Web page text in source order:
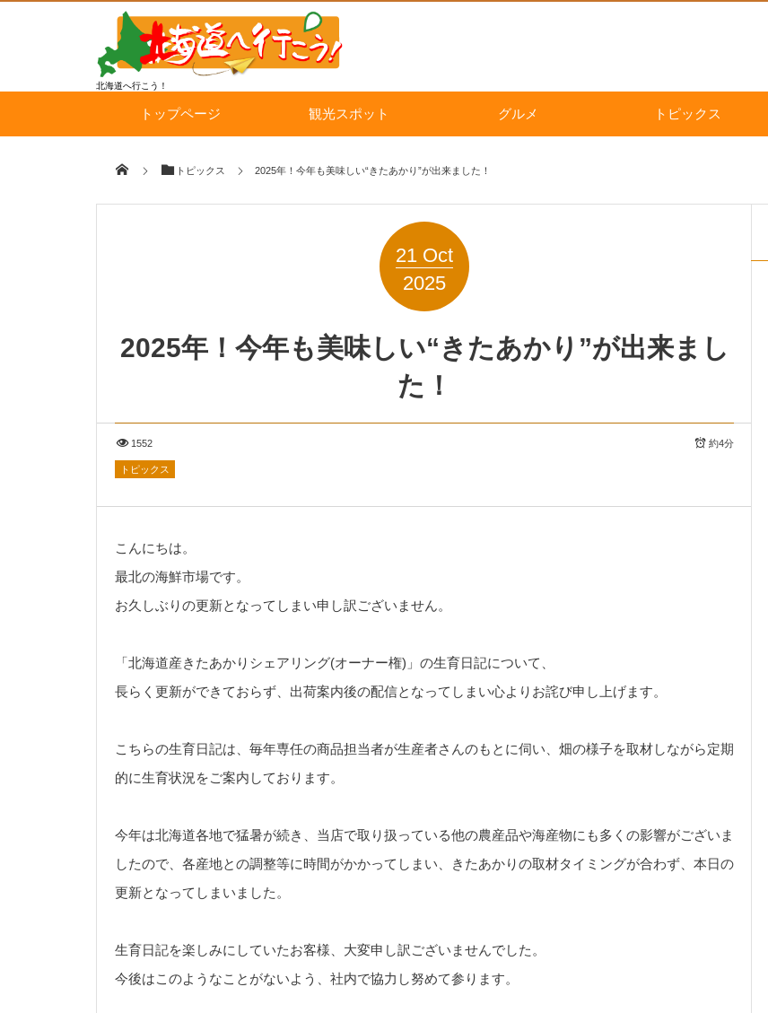
北海道へ行こう！
トップページ 観光スポット グルメ トピックス
トピックス 2025年！今年も美味しい“きたあかり”が出来ました！
21 Oct
2025
2025年！今年も美味しい“きたあかり”が出来まし
た！
1552 約4分
トピックス
こんにちは。
最北の海鮮市場です。
お久しぶりの更新となってしまい申し訳ございません。
「北海道産きたあかりシェアリング(オーナー権)」の生育日記について、
長らく更新ができておらず、出荷案内後の配信となってしまい心よりお詫び申し上げます。
こちらの生育日記は、毎年専任の商品担当者が生産者さんのもとに伺い、畑の様子を取材しながら定期
的に生育状況をご案内しております。
今年は北海道各地で猛暑が続き、当店で取り扱っている他の農産品や海産物にも多くの影響がございま
したので、各産地との調整等に時間がかかってしまい、きたあかりの取材タイミングが合わず、本日の
更新となってしまいました。
生育日記を楽しみにしていたお客様、大変申し訳ございませんでした。
今後はこのようなことがないよう、社内で協力し努めて参ります。